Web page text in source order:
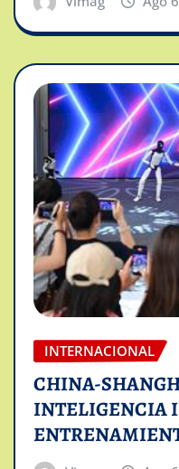
INTERNACIONAL
CHINA-
INTELIGENCIA